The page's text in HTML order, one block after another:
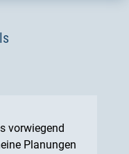
vorwiegend
Planungen